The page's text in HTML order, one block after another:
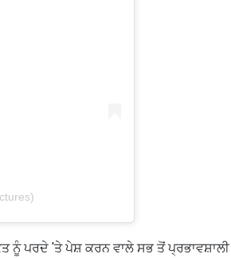
ਨੂੰ ਪਰਦੇ 'ਤੇ ਪੇਸ਼ ਕਰਨ ਵਾਲੇ ਸਭ ਤੋਂ ਪ੍ਰਭਾਵਸ਼ਾਲੀ